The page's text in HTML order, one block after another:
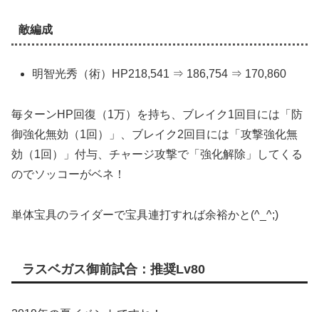
敵編成
明智光秀（術）HP218,541 ⇒ 186,754 ⇒ 170,860
毎ターンHP回復（1万）を持ち、ブレイク1回目には「防
御強化無効（1回）」、ブレイク2回目には「攻撃強化無
効（1回）」付与、チャージ攻撃で「強化解除」してくる
のでソッコーがベネ！
単体宝具のライダーで宝具連打すれば余裕かと(^_^;)
ラスベガス御前試合：推奨Lv80